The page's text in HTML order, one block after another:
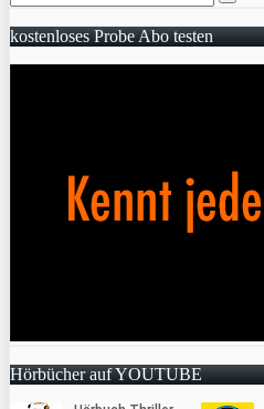
kostenloses Probe Abo testen
Hörbücher auf YOUTUBE